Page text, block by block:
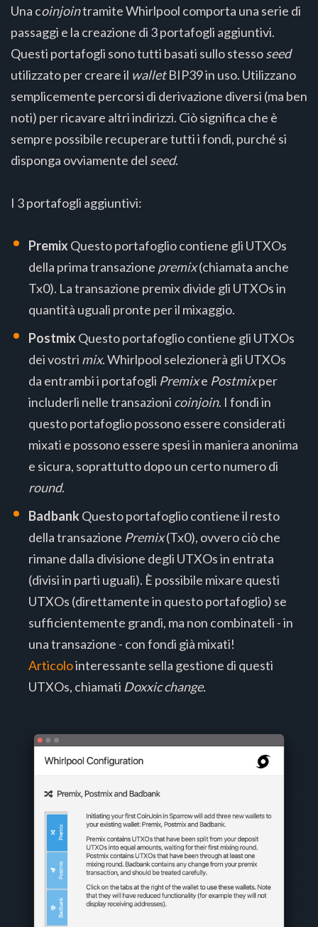
Una coinjointramite Whirlpool comporta una serie di
passaggi e la creazione di 3 portafogli aggiuntivi.
Questi portafogli sono tutti basati sullo stessoseed
utilizzato per creare il walletBIP39 in uso. Utilizzano
semplicemente percorsi di derivazione diversi (ma ben
noti) per ricavare altri indirizzi. Ciò significa che è
sempre possibile recuperare tutti i fondi, purché si
disponga ovviamente del seed.
I 3 portafogli aggiuntivi:
Premix Questo portafoglio contiene gli UTXOs
della prima transazione premix(chiamata anche
Tx0). La transazione premix divide gli UTXOs in
quantità uguali pronte per il mixaggio.
Postmix Questo portafoglio contiene gli UTXOs
dei vostri mix. Whirlpool selezionerà gli UTXOs
da entrambi i portafogli Premixe Postmixper
includerli nelle transazioni coinjoin. I fondi in
questo portafoglio possono essere considerati
mixati e possono essere spesi in maniera anonima
e sicura, soprattutto dopo un certo numero di
round.
BadbankQuesto portafoglio contiene il resto
della transazione Premix(Tx0), ovvero ciò che
rimane dalla divisione degli UTXOs in entrata
(divisi in parti uguali). È possibile mixare questi
UTXOs (direttamente in questo portafoglio) se
sufficientemente grandi, ma non combinateli - in
una transazione - con fondi già mixati!
Articolointeressante sella gestione di questi
UTXOs, chiamati Doxxic change.